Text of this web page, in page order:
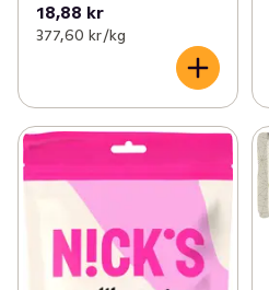
18,88 kr
377,60 kr /kg